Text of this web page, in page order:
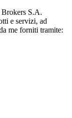
S.A.
e servizi, ad
me forniti tramite: